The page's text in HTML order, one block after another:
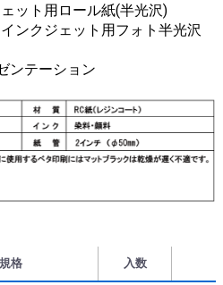
ット用ロール紙(半光沢)
ンクジェット用フォト半光沢
ンテーション
規格 入数